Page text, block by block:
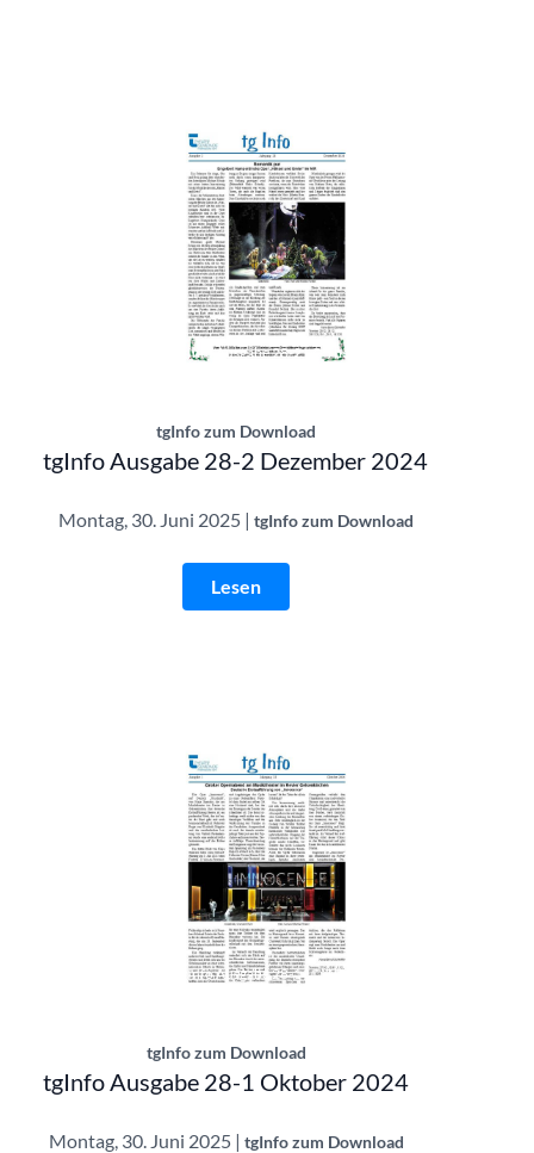
tgInfo Ausgabe 28-2 | © Theatergemeinde
tgInfo zum Download
tgInfo Ausgabe 28-2 Dezember 2024
Montag, 30. Juni 2025 | tgInfo zum Download
Lesen
tgInfo Ausgabe 28-1 | © Theatergemeinde
tgInfo zum Download
tgInfo Ausgabe 28-1 Oktober 2024
Montag, 30. Juni 2025 | tgInfo zum Download